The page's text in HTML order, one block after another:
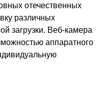
отечественных
различных
загрузки. Веб-камера
аппаратного